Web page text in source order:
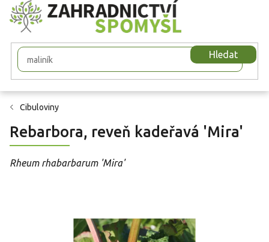
Přejít
na
obsah
Hledat
Cibuloviny
Rebarbora, reveň kadeřavá 'Mira'
Rheum rhabarbarum 'Mira'